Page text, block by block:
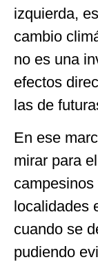
izquierda,
cambio
no es una
efectos
las de
En ese
mirar para
localidades
cuando se
pudiendo